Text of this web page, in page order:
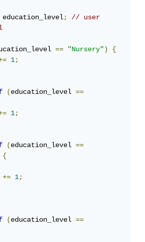
education_level;
// user
== "Nursery")
{
+= 1;
(education_level ==
+= 1;
(education_level ==
{
+= 1;
(education_level ==